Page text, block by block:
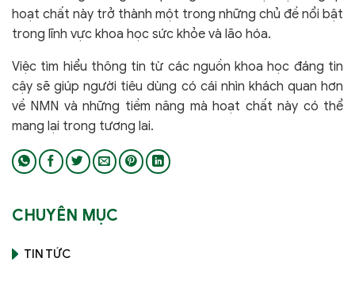
hoạt chất này trở thành một trong những chủ đề nổi bật
trong lĩnh vực khoa học sức khỏe và lão hóa.
Việc tìm hiểu thông tin từ các nguồn khoa học đáng tin
cậy sẽ giúp người tiêu dùng có cái nhìn khách quan hơn
về NMN và những tiềm năng mà hoạt chất này có thể
mang lại trong tương lai.
CHUYÊN MỤC
TIN TỨC